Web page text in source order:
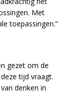
Met
toepassingen.”
gezet om de
tijd vraagt.
denken in